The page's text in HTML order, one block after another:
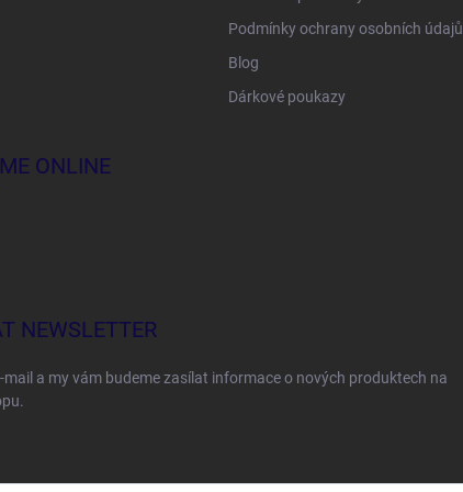
Podmínky ochrany osobních údajů
Blog
Dárkové poukazy
ONLINE
NEWSLETTER
mail a my vám budeme zasílat informace o nových produktech na